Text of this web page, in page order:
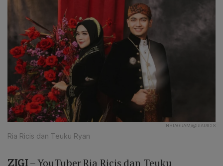
INSTAGRAM/@RIARICIS
Ria Ricis dan Teuku Ryan
ZIGI– YouTuber Ria Ricis dan Teuku